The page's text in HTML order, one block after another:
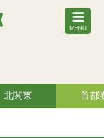
北関東 首都